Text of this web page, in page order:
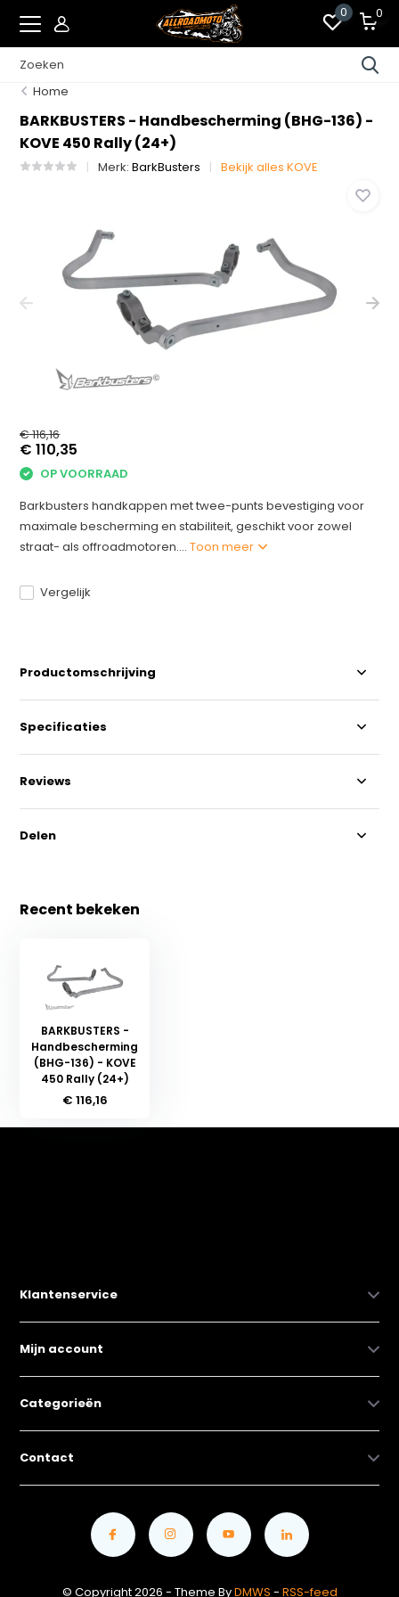
0 0
Home
BARKBUSTERS - Handbescherming (BHG-136) -
KOVE 450 Rally (24+)
Merk:BarkBusters Bekijk alles KOVE
€ 116,16
€ 110,35
OP VOORRAAD
Barkbusters handkappen met twee-punts bevestiging voor
maximale bescherming en stabiliteit, geschikt voor zowel
straat- als offroadmotoren....Toon meer
Vergelijk
Productomschrijving
Specificaties
Reviews
Delen
Recent bekeken
BARKBUSTERS -
Handbescherming
(BHG-136) - KOVE
450 Rally (24+)
€ 116,16
Klantenservice
Mijn account
Categorieën
Contact
© Copyright 2026 - Theme ByDMWS - RSS-feed